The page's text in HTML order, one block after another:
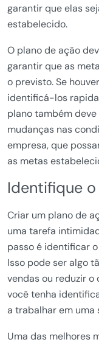
garantir que elas
estabelecido.
O plano de ação
garantir que as
o previsto. Se
identificá-los
plano também
mudanças nas
empresa, que
as metas
Identifique
Criar um plano de
uma tarefa
passo é identificar
Isso pode ser algo
vendas ou reduzir o
você tenha
a trabalhar em uma
Uma das melhores